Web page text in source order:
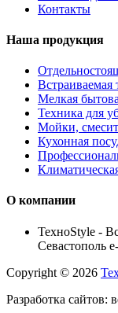
Контакты
Наша продукция
Встраиваемая
Мелкая
Техника для
Мойки,
Кухонная
О компании
TexноStyle -
Севастополь
Copyright © 2026
Разработка сайтов: